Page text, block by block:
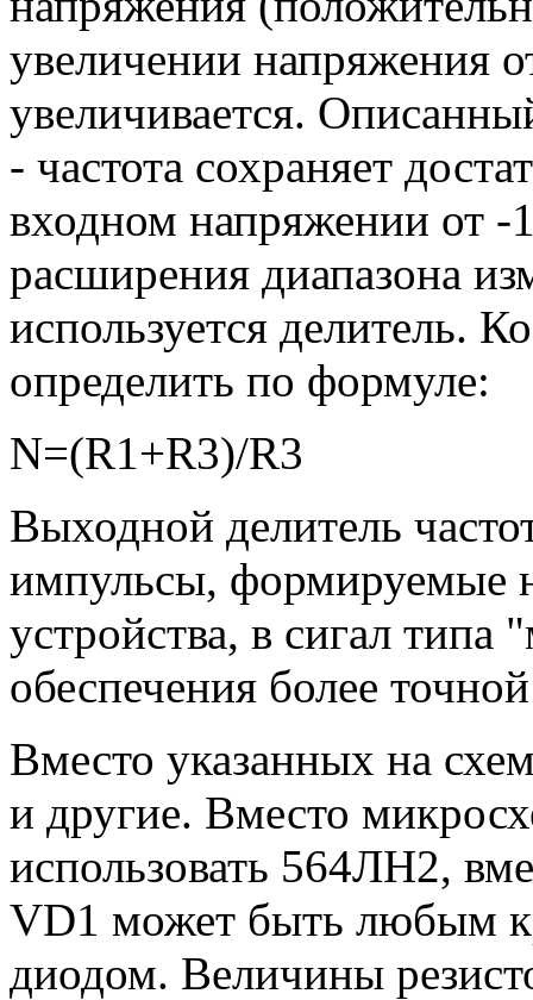
увеличении напряжения
увеличивается.
- частота сохраняет
входном напряжении от
расширения диапазона
используется делитель.
определить по формуле:
N=(R1+R3)/R3
Выходной делитель
импульсы, формируемые
устройства, в сигал
обеспечения более
Вместо указанных на
и другие. Вместо
использовать 564ЛН2,
VD1 может быть любым
диодом. Величины